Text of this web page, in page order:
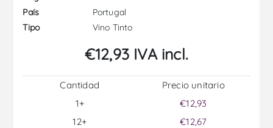
País
Portugal
Tipo
Vino Tinto
€12,93 IVA incl.
Cantidad
1+
12+
Precio unitario
€12,93
€12,67